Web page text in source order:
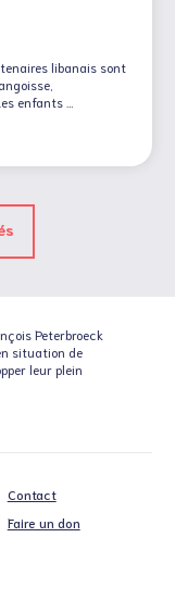
libanais sont
enfants …
Peterbroeck
situation de
leur plein
Contact
Faire un don